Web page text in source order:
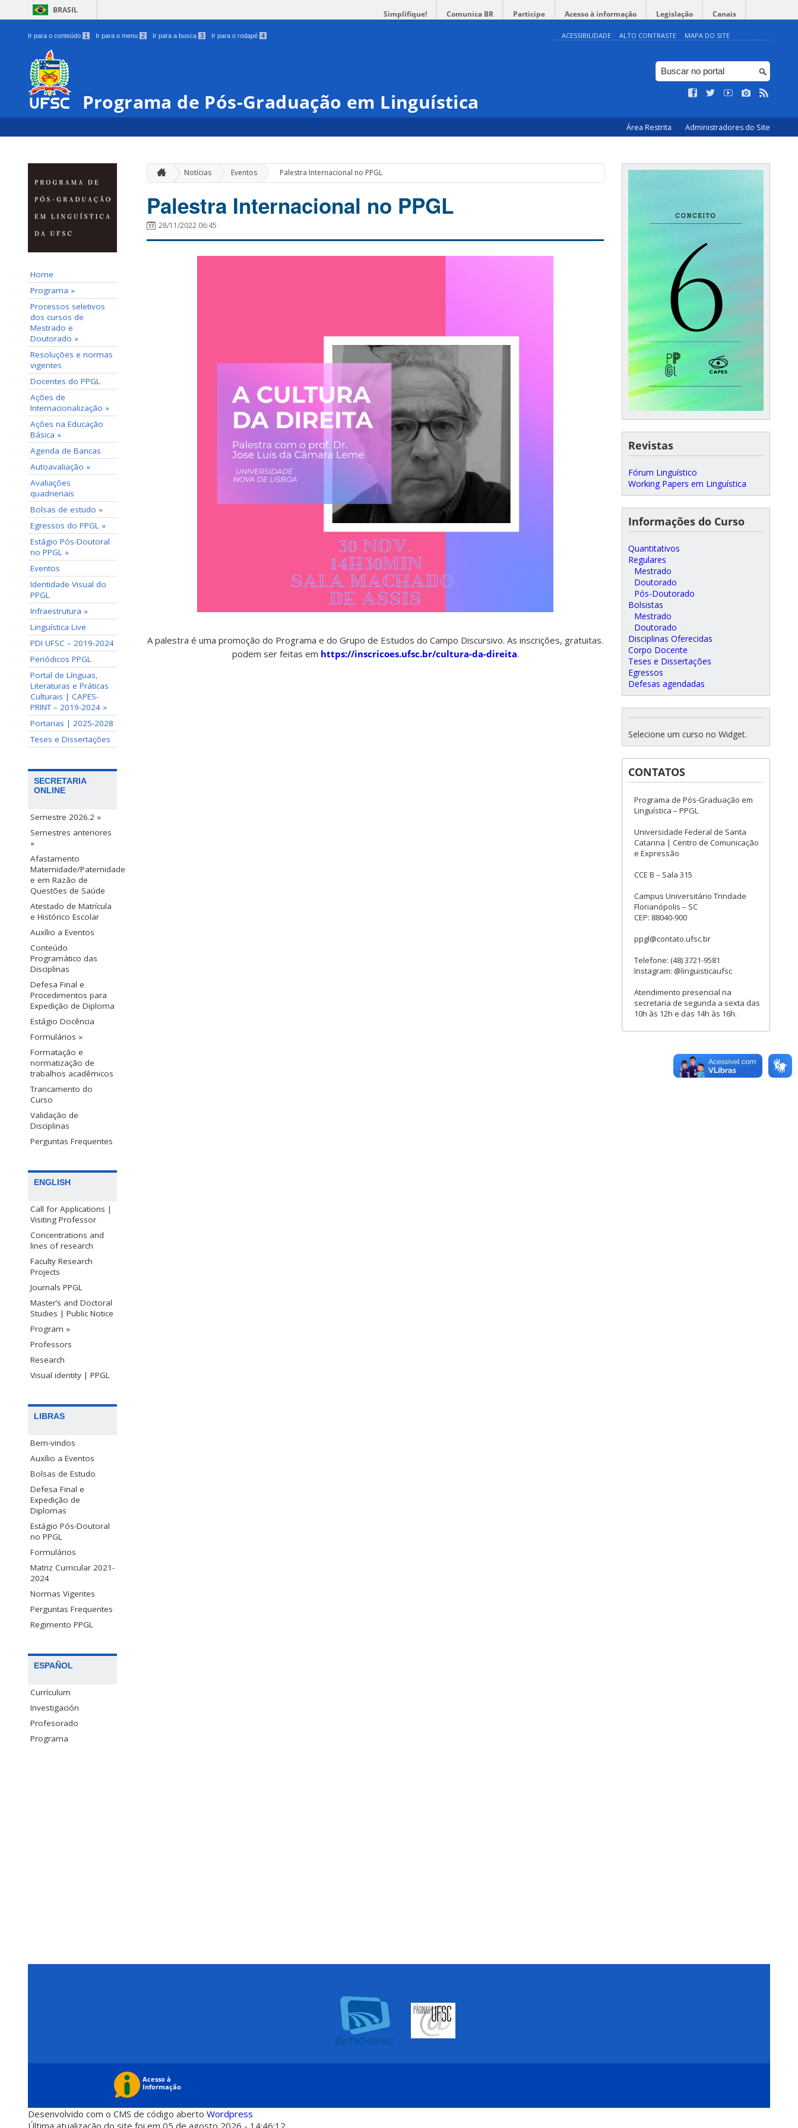
BRASIL Simplifique! Comunica BR Participe Acesso à informação Legislação Canais
Ir para o conteúdo 1 Ir para o menu 2 Ir para a busca 3 Ir para o rodapé 4 ACESSIBILIDADE ALTO CONTRASTE MAPA DO SITE
Programa de Pós-Graduação em Linguística
Área Restrita Administradores do Site
Home
Programa »
Processos seletivos
dos cursos de
Mestrado e
Doutorado »
Resoluções e normas
vigentes
Docentes do PPGL
Ações de
Internacionalização »
Ações na Educação
Básica »
Agenda de Bancas
Autoavaliação »
Avaliações
quadrienais
Bolsas de estudo »
Egressos do PPGL »
Estágio Pós-Doutoral
no PPGL »
Eventos
Identidade Visual do
PPGL
Infraestrutura »
Linguística Live
PDI UFSC – 2019-2024
Periódicos PPGL
Portal de Línguas,
Literaturas e Práticas
Culturais | CAPES-
PRINT – 2019-2024 »
Portarias | 2025-2028
Teses e Dissertações
SECRETARIA
ONLINE
Semestre 2026.2 »
Semestres anteriores
»
Afastamento
Maternidade/Paternidade
e em Razão de
Questões de Saúde
Atestado de Matrícula
e Histórico Escolar
Auxílio a Eventos
Conteúdo
Programático das
Disciplinas
Defesa Final e
Procedimentos para
Expedição de Diploma
Estágio Docência
Formulários »
Formatação e
normatização de
trabalhos acadêmicos
Trancamento do
Curso
Validação de
Disciplinas
Perguntas Frequentes
ENGLISH
Call for Applications |
Visiting Professor
Concentrations and
lines of research
Faculty Research
Projects
Journals PPGL
Master’s and Doctoral
Studies | Public Notice
Program »
Professors
Research
Visual identity | PPGL
LIBRAS
Bem-vindos
Auxílio a Eventos
Bolsas de Estudo
Defesa Final e
Expedição de
Diplomas
Estágio Pós-Doutoral
no PPGL
Formulários
Matriz Curricular 2021-
2024
Normas Vigentes
Perguntas Frequentes
Regimento PPGL
ESPAÑOL
Currículum
Investigación
Profesorado
Programa
Notícias Eventos » Palestra Internacional no PPGL
Palestra Internacional no PPGL
28/11/2022 06:45
A palestra é uma promoção do Programa e do Grupo de Estudos do Campo Discursivo. As inscrições, gratuitas.
podem ser feitas em https://inscricoes.ufsc.br/cultura-da-direita.
Revistas
Fórum Linguístico
Working Papers em Linguística
Informações do Curso
Quantitativos
Regulares
Mestrado
Doutorado
Pós-Doutorado
Bolsistas
Mestrado
Doutorado
Disciplinas Oferecidas
Corpo Docente
Teses e Dissertações
Egressos
Defesas agendadas
Selecione um curso no Widget.
CONTATOS
Programa de Pós-Graduação em
Linguística – PPGL
Universidade Federal de Santa
Catarina | Centro de Comunicação
e Expressão
CCE B – Sala 315
Campus Universitário Trindade
Florianópolis – SC
CEP: 88040-900
ppgl@contato.ufsc.br
Telefone: (48) 3721-9581
Instagram: @linguisticaufsc
Atendimento presencial na
secretaria de segunda a sexta das
10h às 12h e das 14h às 16h.
Desenvolvido com o CMS de código aberto Wordpress
Última atualização do site foi em 05 de agosto 2026 - 14:46:12